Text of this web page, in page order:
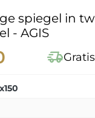
spiegel in
- AGIS
delivery_truck_speed